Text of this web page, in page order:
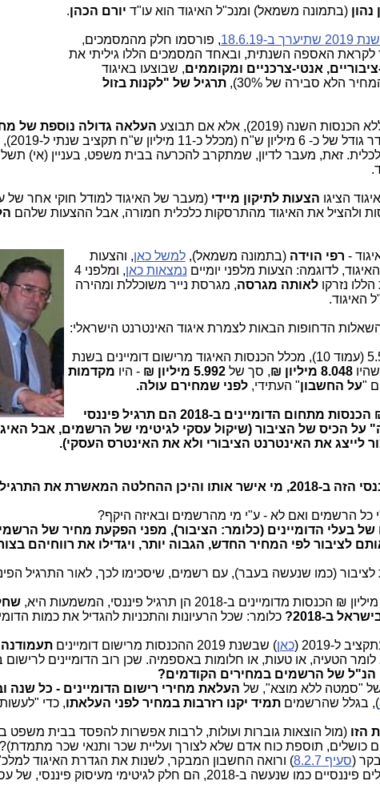
נהון(בתמונה משמאל) ומנכ"ל האיגוד הוא עו"ד יורם הכהן.
, פורסמו חלק מהמסמכים,
לקראת האספה השנתית, ובאחד המסמכים הללו גיליתי את
אנטי-צרכניים ומקוממים, שבוצעו באיגוד
הלא סבירה של 30%),
תרגיל של "לקנות בזול
(2019), אלא אם תבוצע
העלאה גדולה נוספת של
, כדי לסגור את "הבור"
זאת, מעבר לדיון, שמתקרב להכרעה בבית משפט, בעניין (אי)
הציגו הצעות לתיקון מיידי(מעבר של האיגוד למודל חוקי אחר של
ולהציל את האיגוד מהתרסקות כלכלית חמורה, אבל ההצעות שלהם
- רפי הוידה (בתמונה משמאל),למשל כאן, והצעות
לדוגמה: הצעות מלפני יומיים נמצאות כאן
, ומלפני 4
נזרקולאותה מגרסה, מגרסת נייר משוכללת ומהירה
האיגוד.
) סעיף 5.5 (עמוד 10), מכלל הכנסות האיגוד מרישום דומיינים בשנת
8.048 מיליון ₪ , סך של5.992 מיליון ₪ - היו מקדמות
"על החשבון" העתידי,לפני שמחירם עולה.
כ-6 מיליון ₪ מתוך 8 מיליון ₪ הכנסות מתחום הדומיינים ב-2018 הם תרגיל פיננסי
הכיס של הציבור (שיקול עסקי לגיטימי של הרשמים, אבל
לייצג את האינטרנט הציבורי ולא את האינטרס העסקי).
למה האיגוד הסכים לתרגיל הפיננסי הזה ב-2018, מי אישר אותו והיכן ההחלטה המאשרת את
כל הרשמים ואם לא - ע"י מי מהרשמים ובאיזה היקף?
של בעלי הדומיינים (כלומר: הציבור), מפני הפקעת מחיר של
לציבור לפי המחיר החדש, הגבוה יותר, ויגדילו את רווחיהם
(כמו שנעשה בעבר), עם רשמים, שיסכימו לכך, לאור התרגיל
ב-2018?
כלומר: שכל הרעיונות והתכניות להגדיל את כמות
ל-2019 ( כאן) שבשנת 2019 ההכנסות מרישום דומיינים
הטעיה, או טעות, או חלומות באספמיה. שכן רוב הדומיינים לרישום ב-
במחירים הקודמים?
של "סמטה ללא מוצא", של העלאת מחירי רישום הדומיינים - כל שנה
), בגלל שהרשמיםתמיד יקנו רזרבות במחיר לפני העלאתו, כדי
הזו (מול הוצאות גוברות ועולות, לרבות אפשרות להפסד בבית משפט
כושלים, תוספת כוח אדם שלא לצורך ועליית שכר ותנאי שכר מתמדת)?
(סעיף 8.2.7
) ורואה החשבון המבקר, לשנות את הגדרת האיגוד
כלומר מלכ"ר משלם מיסים (ואז, תרגילים פיננסיים כמו שנעשה ב-2018, הם חלק לגיטימי